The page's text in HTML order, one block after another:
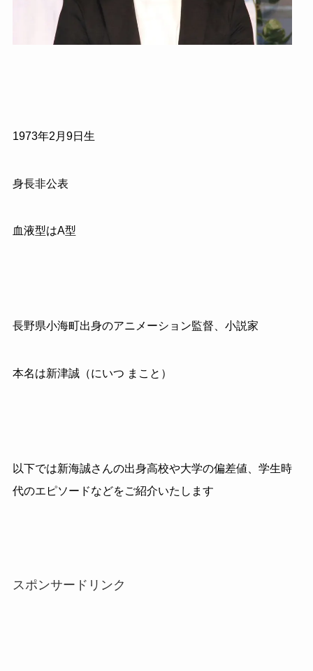
1973年2月9日生
身長非公表
血液型はA型
長野県小海町出身のアニメーション監督、小説家
本名は新津誠（にいつ まこと）
以下では新海誠さんの出身高校や大学の偏差値、学生時
代のエピソードなどをご紹介いたします
スポンサードリンク